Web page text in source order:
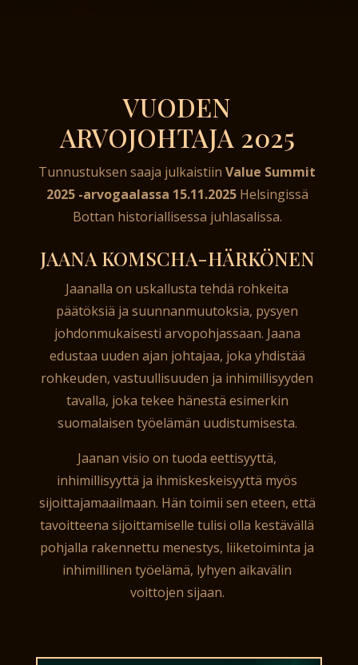
VUODEN
ARVOJOHTAJA 2025
Tunnustuksen saaja julkaistiinValue Summit
2025 -arvogaalassa 15.11.2025Helsingissä
Bottan historiallisessa juhlasalissa.
JAANA KOMSCHA-HÄRKÖNEN
Jaanalla on uskallusta tehdä rohkeita
päätöksiä ja suunnanmuutoksia, pysyen
johdonmukaisesti arvopohjassaan. Jaana
edustaa uuden ajan johtajaa, joka yhdistää
rohkeuden, vastuullisuuden ja inhimillisyyden
tavalla, joka tekee hänestä esimerkin
suomalaisen työelämän uudistumisesta.
Jaanan visio on tuoda eettisyyttä,
inhimillisyyttä ja ihmiskeskeisyyttä myös
sijoittajamaailmaan. Hän toimii sen eteen, että
tavoitteena sijoittamiselle tulisi olla kestävällä
pohjalla rakennettu menestys, liiketoiminta ja
inhimillinen työelämä, lyhyen aikavälin
voittojen sijaan.